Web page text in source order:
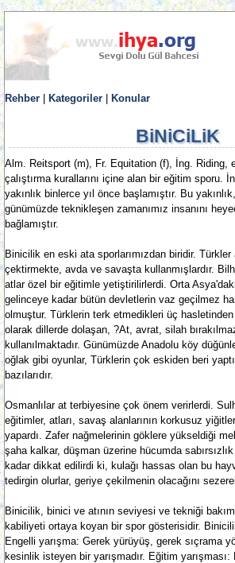
Rehber Kategoriler Konular
BiNiCiLiK
Alm. Reitsport (m), Fr. Equitation (f), İng. Riding,
çalıştırma kurallarını içine alan bir eğitim sporu.
yakınlık binlerce yıl önce başlamıştır. Bu
günümüzde teknikleşen zamanımız insanını
bağlamıştır.
Binicilik en eski ata sporlarımızdan biridir.
çektirmekte, avda ve savaşta kullanmışlardır.
atlar özel bir eğitimle yetiştirilirlerdi. Orta
gelinceye kadar bütün devletlerin vaz geçilmez
olmuştur. Türklerin terk etmedikleri üç hasletinden
olarak dillerde dolaşan, ?At, avrat, silah
kullanılmaktadır. Günümüzde Anadolu köy
oğlak gibi oyunlar, Türklerin çok eskiden beri
bazılarıdır.
Osmanlılar at terbiyesine çok önem verirlerdi.
eğitimler, atları, savaş alanlarının korkusuz
yapardı. Zafer nağmelerinin göklere yükseldiği
şaha kalkar, düşman üzerine hücumda
kadar dikkat edilirdi ki, kulağı hassas olan bu
tedirgin olurlar, geriye çekilmenin olacağını
Binicilik, binici ve atının seviyesi ve tekniği
kabiliyeti ortaya koyan bir spor gösterisidir.
Engelli yarışma: Gerek yürüyüş, gerek sıçrama
kesinlik isteyen bir yarışmadır. Eğitim yarışması: